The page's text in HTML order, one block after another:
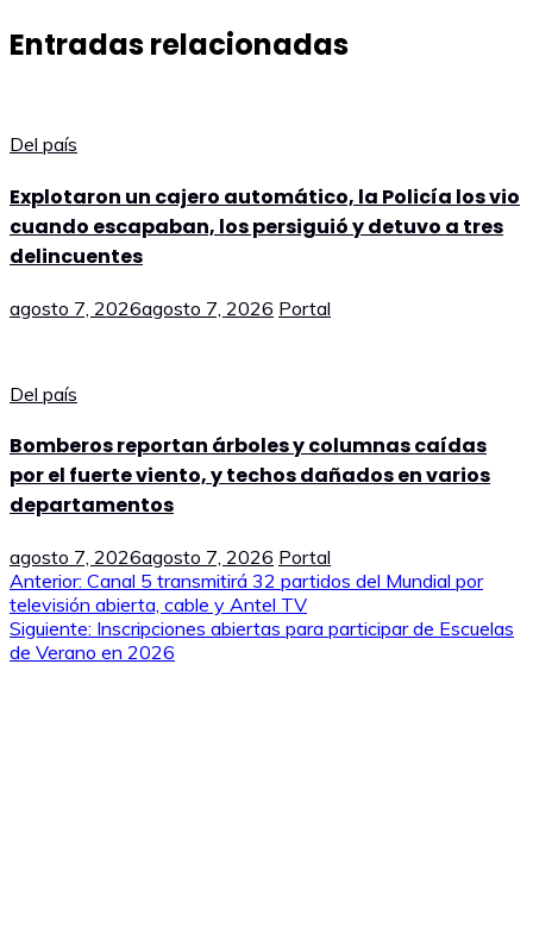
Entradas relacionadas
Del país
Explotaron un cajero automático, la Policía los vio
cuando escapaban, los persiguió y detuvo a tres
delincuentes
agosto 7, 2026agosto 7, 2026 Portal
Del país
Bomberos reportan árboles y columnas caídas
por el fuerte viento, y techos dañados en varios
departamentos
agosto 7, 2026agosto 7, 2026 Portal
Navegación
de
entradas
Anterior: Canal 5 transmitirá 32 partidos del Mundial por
televisión abierta, cable y Antel TV
Siguiente: Inscripciones abiertas para participar de Escuelas
de Verano en 2026